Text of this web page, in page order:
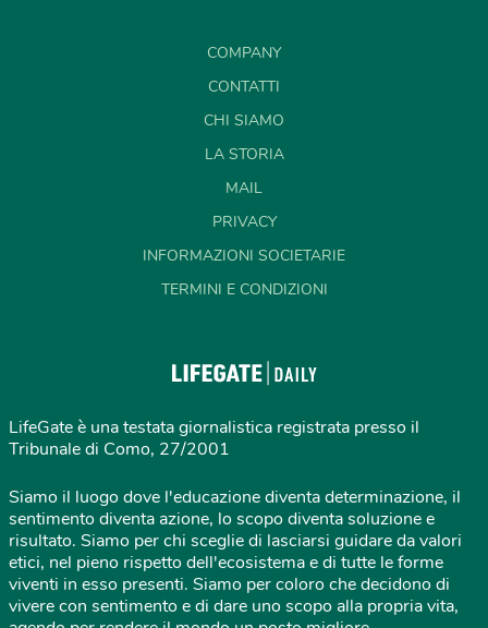
COMPANY
CONTATTI
CHI SIAMO
LA STORIA
MAIL
PRIVACY
INFORMAZIONI SOCIETARIE
TERMINI E CONDIZIONI
LifeGate è una testata giornalistica registrata presso il
Tribunale di Como, 27/2001
Siamo il luogo dove l'educazione diventa determinazione, il
sentimento diventa azione, lo scopo diventa soluzione e
risultato. Siamo per chi sceglie di lasciarsi guidare da valori
etici, nel pieno rispetto dell'ecosistema e di tutte le forme
viventi in esso presenti. Siamo per coloro che decidono di
vivere con sentimento e di dare uno scopo alla propria vita,